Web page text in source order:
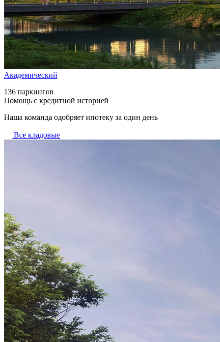
Академический
136 паркингов
Помощь с кредитной историей
Наша команда одобряет ипотеку за один день
Все кладовые